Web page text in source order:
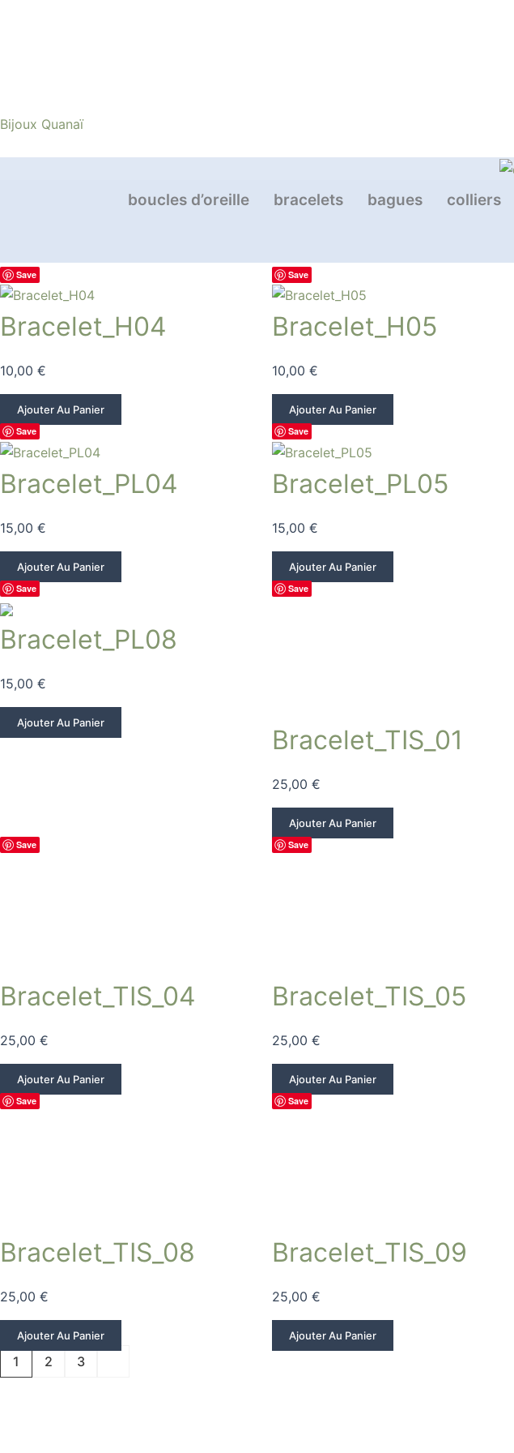
Bijoux Quanaï
boucles d’oreille bracelets bagues colliers
Save
Bracelet_H04
10,00 €
Ajouter Au Panier
Save
Bracelet_H05
10,00 €
Ajouter Au Panier
Save
Bracelet_PL04
15,00 €
Ajouter Au Panier
Save
Bracelet_PL05
15,00 €
Ajouter Au Panier
Save
Bracelet_PL08
15,00 €
Ajouter Au Panier
Save
Bracelet_TIS_01
25,00 €
Ajouter Au Panier
Save
Bracelet_TIS_04
25,00 €
Ajouter Au Panier
Save
Bracelet_TIS_05
25,00 €
Ajouter Au Panier
Save
Bracelet_TIS_08
25,00 €
Ajouter Au Panier
Save
Bracelet_TIS_09
25,00 €
Ajouter Au Panier
1 2 3